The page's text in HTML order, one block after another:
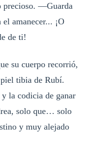
precioso. —Guarda
amanecer... ¡O
de ti!
su cuerpo recorrió,
tibia de Rubí.
la codicia de ganar
solo que… solo
y muy alejado